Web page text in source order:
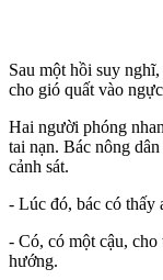
Sau một hồi suy
cho gió quất vào
Hai người phóng
tai nạn. Bác nông
cảnh sát.
- Lúc đó, bác có thấy
- Có, có một cậu,
hướng.